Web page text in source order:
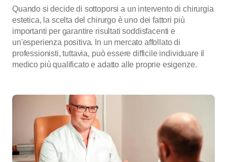
Quando si decide di sottoporsi a un intervento di chirurgia
estetica, la scelta del chirurgo è uno dei fattori più
importanti per garantire risultati soddisfacenti e
un'esperienza positiva. In un mercato affollato di
professionisti, tuttavia, può essere difficile individuare il
medico più qualificato e adatto alle proprie esigenze.